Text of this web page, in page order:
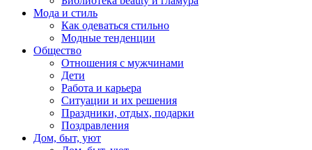
Мода и стиль
Как одеваться стильно
Модные тенденции
Общество
Отношения с мужчинами
Дети
Работа и карьера
Ситуации и их решения
Праздники, отдых, подарки
Поздравления
Дом, быт, уют